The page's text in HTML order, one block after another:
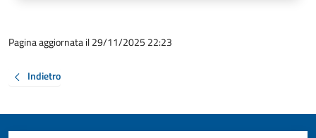
Pagina aggiornata il 29/11/2025 22:23
Indietro